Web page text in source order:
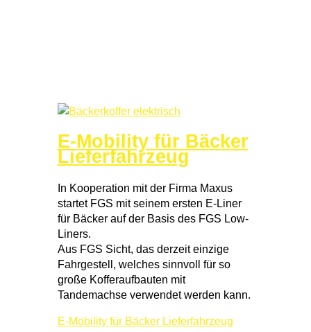
E-Mobility für Bäcker
Lieferfahrzeug
In Kooperation mit der Firma Maxus
startet FGS mit seinem ersten E-Liner
für Bäcker auf der Basis des FGS Low-
Liners.
Aus FGS Sicht, das derzeit einzige
Fahrgestell, welches sinnvoll für so
große Kofferaufbauten mit
Tandemachse verwendet werden kann.
E-Mobility für Bäcker Lieferfahrzeug